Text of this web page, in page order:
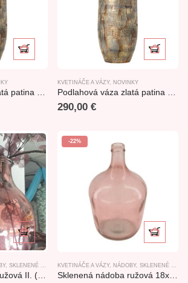
KVETINÁČE A VÁZY, NOVINKY
290,00 €
, SKLENENÉ VÝROBKY
Sklenená nádoba ružová II. (27x42cm)
-22%
KVETINÁČE A VÁZY, NÁDOBY, SKLENENÉ VÝROBKY
Sklenená nádoba ružová 18x30cm